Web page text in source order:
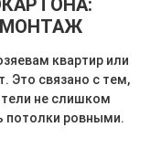
МОНТАЖ
квартир или
Это связано с тем,
не слишком
потолки ровными.